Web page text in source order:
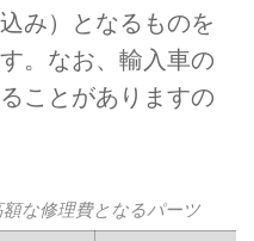
み）となるものを
。なお、輸入車の
ことがありますの
な修理費となるパーツ